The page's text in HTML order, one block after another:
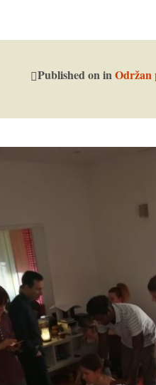
Published oninOdržan